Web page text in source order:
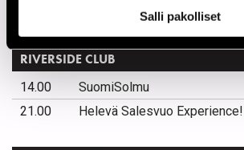
Salli pakolliset
Duo Seglem & Høgemo
RIVERSIDE CLUB
14.00
SuomiSolmu
21.00
Helevä Salesvuo Experience!